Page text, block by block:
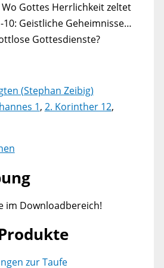
Wo Gottes Herrlichkeit zeltet
Geistliche Geheimnisse…
Gottesdienste?
(Stephan Zeibig)
1, 2. Korinther 12,
im Downloadbereich!